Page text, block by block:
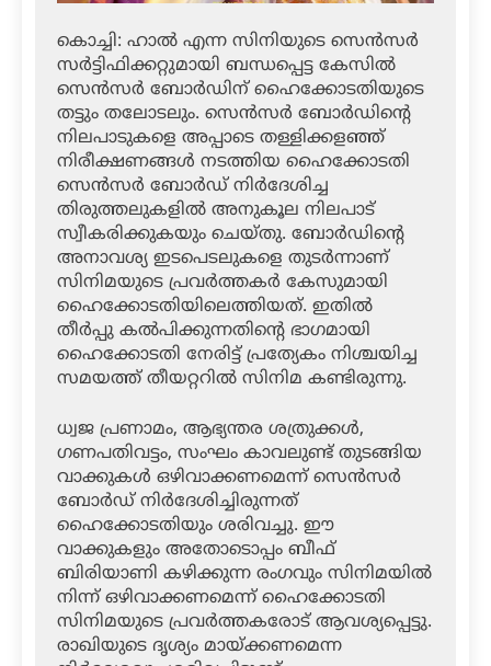
കൊച്ചി: ഹാല്‍ എന്ന സിനിയുടെ സെന്‍സര്‍
സര്‍ട്ടിഫിക്കറ്റുമായി ബന്ധപ്പെട്ട കേസില്‍
സെന്‍സര്‍ ബോര്‍ഡിന് ഹൈക്കോടതിയുടെ
തട്ടും തലോടലും. സെന്‍സര്‍ ബോര്‍ഡിന്റെ
നിലപാടുകളെ അപ്പാടെ തള്ളിക്കളഞ്ഞ്
നിരീക്ഷണങ്ങള്‍ നടത്തിയ ഹൈക്കോടതി
സെന്‍സര്‍ ബോര്‍ഡ് നിര്‍ദേശിച്ച
തിരുത്തലുകളില്‍ അനുകൂല നിലപാട്
സ്വീകരിക്കുകയും ചെയ്തു. ബോര്‍ഡിന്റെ
അനാവശ്യ ഇടപെടലുകളെ തുടര്‍ന്നാണ്
സിനിമയുടെ പ്രവര്‍ത്തകര്‍ കേസുമായി
ഹൈക്കോടതിയിലെത്തിയത്. ഇതില്‍
തീര്‍പ്പു കല്‍പിക്കുന്നതിന്റെ ഭാഗമായി
ഹൈക്കോടതി നേരിട്ട് പ്രത്യേകം നിശ്ചയിച്ച
സമയത്ത് തീയറ്ററില്‍ സിനിമ കണ്ടിരുന്നു.
ധ്വജ പ്രണാമം, ആഭ്യന്തര ശത്രുക്കള്‍,
ഗണപതിവട്ടം, സംഘം കാവലുണ്ട് തുടങ്ങിയ
വാക്കുകള്‍ ഒഴിവാക്കണമെന്ന് സെന്‍സര്‍
ബോര്‍ഡ് നിര്‍ദേശിച്ചിരുന്നത്
ഹൈക്കോടതിയും ശരിവച്ചു. ഈ
വാക്കുകളും അതോടൊപ്പം ബീഫ്
ബിരിയാണി കഴിക്കുന്ന രംഗവും സിനിമയില്‍
നിന്ന് ഒഴിവാക്കണമെന്ന് ഹൈക്കോടതി
സിനിമയുടെ പ്രവര്‍ത്തകരോട് ആവശ്യപ്പെട്ടു.
രാഖിയുടെ ദൃശ്യം മായ്ക്കണമെന്ന